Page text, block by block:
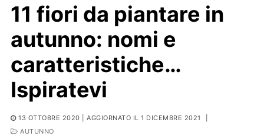
11 fiori da piantare in
autunno: nomi e
caratteristiche…
Ispiratevi
13 OTTOBRE 2020 | AGGIORNATO IL 1 DICEMBRE 2021
AUTUNNO